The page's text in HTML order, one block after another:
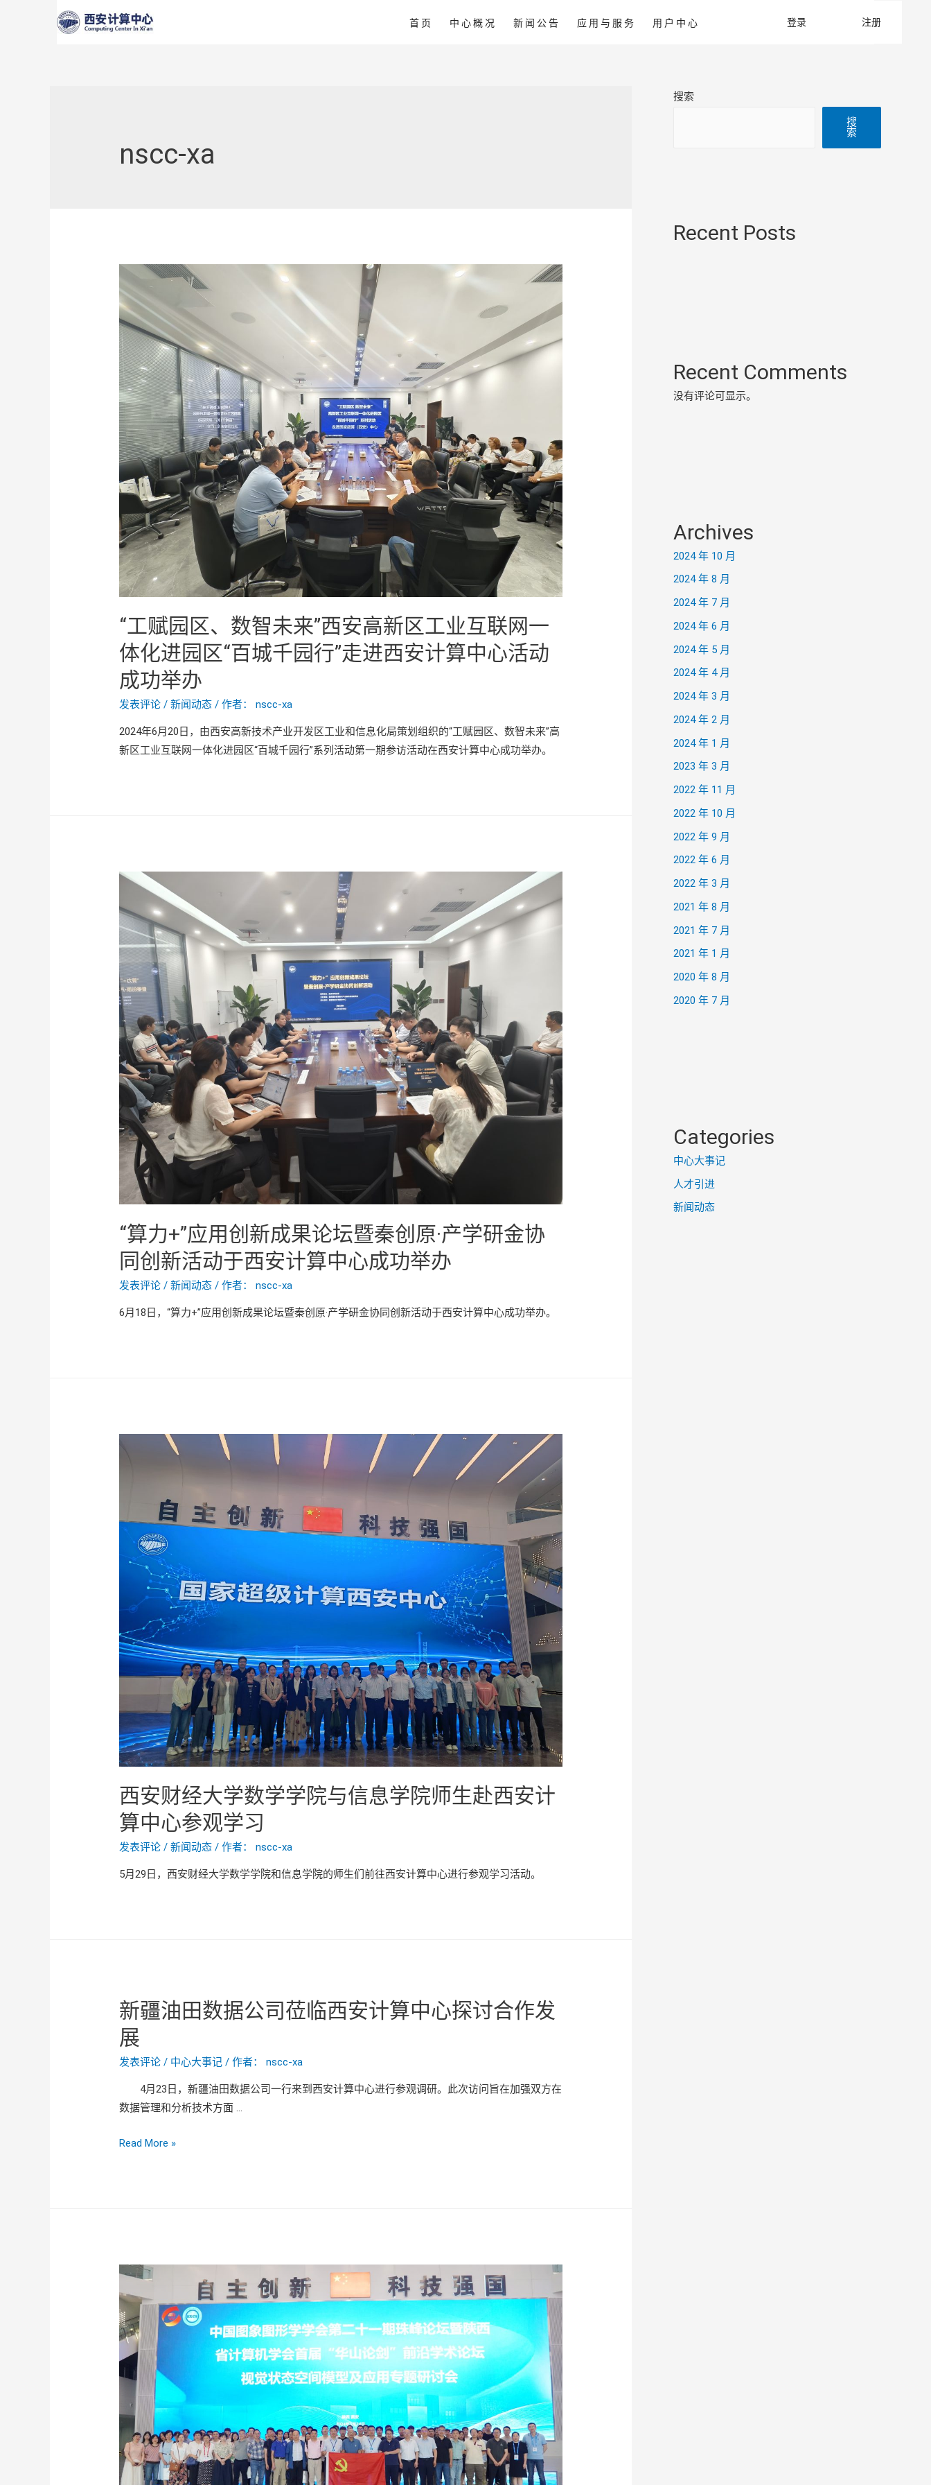
首页 中心概况 新闻公告 应用与服务 用户中心 登录 注册
nscc-xa
“工赋园区、数智未来”西安高新区工业互联网一
体化进园区“百城千园行”走进西安计算中心活动
成功举办
发表评论 /新闻动态 / 作者： nscc-xa
2024年6月20日，由西安高新技术产业开发区工业和信息化局策划组织的“工赋园区、数智未来”高
新区工业互联网一体化进园区“百城千园行”系列活动第一期参访活动在西安计算中心成功举办。
“算力+”应用创新成果论坛暨秦创原·产学研金协
同创新活动于西安计算中心成功举办
发表评论 /新闻动态 / 作者： nscc-xa
6月18日，“算力+”应用创新成果论坛暨秦创原·产学研金协同创新活动于西安计算中心成功举办。
西安财经大学数学学院与信息学院师生赴西安计
算中心参观学习
发表评论 /新闻动态 / 作者： nscc-xa
5月29日，西安财经大学数学学院和信息学院的师生们前往西安计算中心进行参观学习活动。
新疆油田数据公司莅临西安计算中心探讨合作发
展
发表评论 / 中心大事记 / 作者： nscc-xa
4月23日，新疆油田数据公司一行来到西安计算中心进行参观调研。此次访问旨在加强双方在
数据管理和分析技术方面 …
新
司
莅
临
西
计
探
讨
合
Read More »
搜索
搜
索
Recent Posts
Recent Comments
没有评论可显示。
Archives
2024 年 10 月
2024 年 8 月
2024 年 7 月
2024 年 6 月
2024 年 5 月
2024 年 4 月
2024 年 3 月
2024 年 2 月
2024 年 1 月
2023 年 3 月
2022 年 11 月
2022 年 10 月
2022 年 9 月
2022 年 6 月
2022 年 3 月
2021 年 8 月
2021 年 7 月
2021 年 1 月
2020 年 8 月
2020 年 7 月
Categories
中心大事记
人才引进
新闻动态